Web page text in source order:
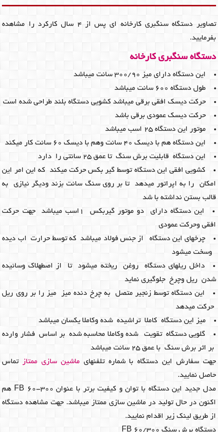
تصاویر دستگاه سنگبری کارخانه ای پس از 4 سال کارکرد را مشاهده
بفرمایید.
دستگاه سنگبری کارخانه
این دستگاه دارای میز 300/90 سانت میباشد
طول دستگاه 600 سانت میباشد
حرکت دیسک افقی برقی میباشد کشویی دستگاه بلند طراحی شده است
حرکت دیسک عمودی برقی باشد
موتور این دستگاه 25 اسب میباشد
این دستگاه هم با دیسک 40 سانت وهم با دیسک 60 سانت کار میکند
این دستگاه قابلیت برش سنگ تا عمق 25 سانتی را دارد
کشویی افقی این دستگاه توسط گیر بکس حرکت میکند که این امر این
امکان را به اپراتور میدهد تا بر روی سنگ سانت بزند ودیگر نیازی به
قالب بستن نداشته با شد
این دستگاه دارای دو موتور گیربکس 1اسب میباشد جهت حرکت
افقی وحرکت عمودی
چرخهای این دستگاه از جنس فولاد میباشد که توسط حرارت اب دیده
وسخت میشود
داخل ریلهای دستگاه روغن ریخته میشود تا از اصطهلاک وسائیده
شدن ریل وچرخ جلوگیری نماید
این دستگاه توسط زنجیر متصل به چرخ دنده میز میز را بر روی ریل
حرکت میدهد
میز این دستگاه کاملا تراشیده شده وکاملا یکسان میباشد
گلویی دستگاه تقویت شده وکاملا محاسبه شده بر اساس فشار وارده
بر اثر برش سنگ با عمق 25 سانت میباشد
جهت سفارش این دستگاه با شماره تلفنهای ماشین سازی ممتاز
تماس
حاصل نمایید.
مدل جدید این دستگاه با توان و کیفیت برتر با عنوان FB 60-300 هم
اکنون در حال تولید در ماشین سازی ممتاز میباشد. جهت مشاهده دستگاه
از طریق لینک زیر اقدام نمایید.
دستگاه برش سنگ FB 60/300